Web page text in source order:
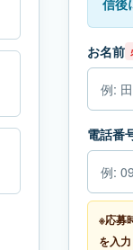
信後
お名前
電話番
※応募
を入